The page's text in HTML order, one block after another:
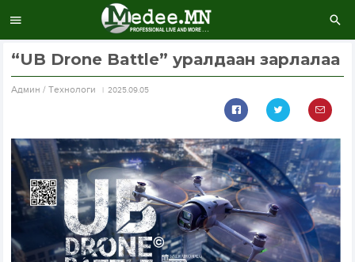
“UB Drone Battle” уралдаан зарлалаа
Aдмин / Технологи 2025.09.05